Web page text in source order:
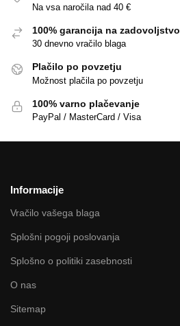
Na vsa naročila nad 40 €
100% garancija na zadovoljstvo
30 dnevno vračilo blaga
Plačilo po povzetju
Možnost plačila po povzetju
100% varno plačevanje
PayPal / MasterCard / Visa
Informacije
Vračilo vašega blaga
Splošni pogoji poslovanja
Splošno o politiki zasebnosti
O nas
Sitemap